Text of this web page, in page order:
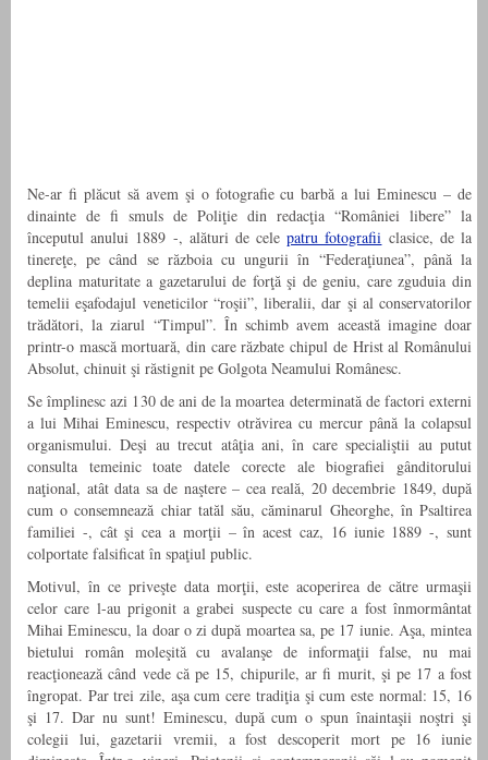
Ne-ar fi plăcut să avem şi o fotografie cu barbă a lui Eminescu – de
dinainte de fi smuls de Poliţie din redacţia “României libere” la
începutul anului 1889 -, alături de celepatru fotografii clasice, de la
tinereţe, pe când se războia cu ungurii în “Federaţiunea”, până la
deplina maturitate a gazetarului de forţă şi de geniu, care zguduia din
temelii eşafodajul veneticilor “roşii”, liberalii, dar şi al conservatorilor
trădători, la ziarul “Timpul”. În schimb avem această imagine doar
printr-o mască mortuară, din care răzbate chipul de Hrist al Românului
Absolut, chinuit şi răstignit pe Golgota Neamului Românesc.
Se împlinesc azi 130 de ani de la moartea determinată de factori externi
a lui Mihai Eminescu, respectiv otrăvirea cu mercur până la colapsul
organismului. Deşi au trecut atâţia ani, în care specialiştii au putut
consulta temeinic toate datele corecte ale biografiei gânditorului
naţional, atât data sa de naştere – cea reală, 20 decembrie 1849, după
cum o consemnează chiar tatăl său, căminarul Gheorghe, în Psaltirea
familiei -, cât şi cea a morţii – în acest caz, 16 iunie 1889 -, sunt
colportate falsificat în spaţiul public.
Motivul, în ce priveşte data morţii, este acoperirea de către urmaşii
celor care l-au prigonit a grabei suspecte cu care a fost înmormântat
Mihai Eminescu, la doar o zi după moartea sa, pe 17 iunie. Aşa, mintea
bietului român moleşită cu avalanşe de informaţii false, nu mai
reacţionează când vede că pe 15, chipurile, ar fi murit, şi pe 17 a fost
îngropat. Par trei zile, aşa cum cere tradiţia şi cum este normal: 15, 16
şi 17. Dar nu sunt! Eminescu, după cum o spun înaintaşii noştri şi
colegii lui, gazetarii vremii, a fost descoperit mort pe 16 iunie